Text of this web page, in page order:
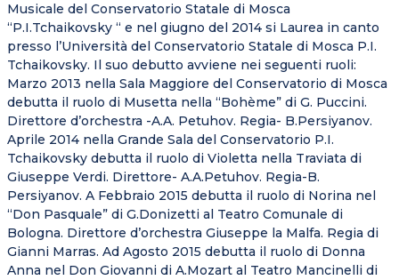
Musicale del Conservatorio Statale di Mosca
“P.I.Tchaikovsky “ e nel giugno del 2014 si Laurea in canto
presso l’Università del Conservatorio Statale di Mosca P.I.
Tchaikovsky. Il suo debutto avviene nei seguenti ruoli:
Marzo 2013 nella Sala Maggiore del Conservatorio di Mosca
debutta il ruolo di Musetta nella “Bohème” di G. Puccini.
Direttore d’orchestra -A.A. Petuhov. Regia- B.Persiyanov.
Aprile 2014 nella Grande Sala del Conservatorio P.I.
Tchaikovsky debutta il ruolo di Violetta nella Traviata di
Giuseppe Verdi. Direttore- A.A.Petuhov. Regia-B.
Persiyanov. A Febbraio 2015 debutta il ruolo di Norina nel
“Don Pasquale” di G.Donizetti al Teatro Comunale di
Bologna. Direttore d’orchestra Giuseppe la Malfa. Regia di
Gianni Marras. Ad Agosto 2015 debutta il ruolo di Donna
Anna nel Don Giovanni di A.Mozart al Teatro Mancinelli di